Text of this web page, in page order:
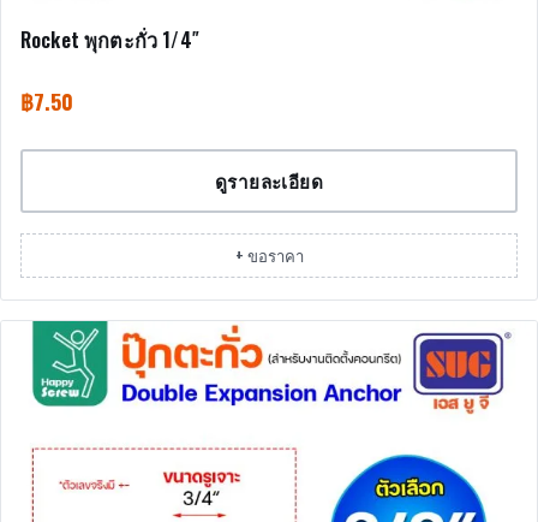
Rocket พุกตะกั่ว 1/4″
฿7.50
ดูรายละเอียด
+ ขอราคา